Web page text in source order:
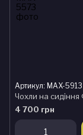
Артикул: MAX-5913
4 700 грн